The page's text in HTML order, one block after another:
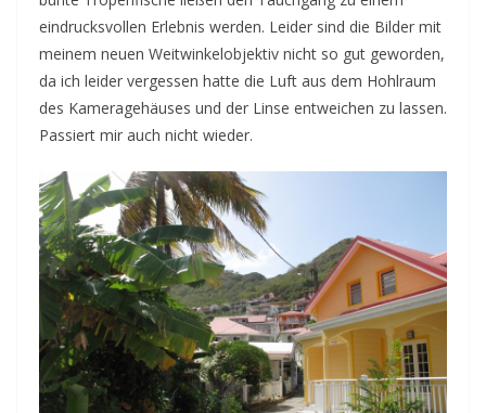
eindrucksvollen Erlebnis werden. Leider sind die Bilder mit
meinem neuen Weitwinkelobjektiv nicht so gut geworden,
da ich leider vergessen hatte die Luft aus dem Hohlraum
des Kameragehäuses und der Linse entweichen zu lassen.
Passiert mir auch nicht wieder.